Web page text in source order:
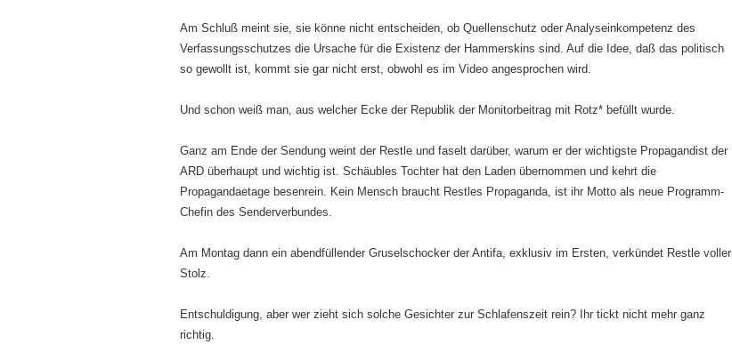
Am Schluß meint sie, sie könne nicht entscheiden, ob Quellenschutz oder Analyseinkompetenz des
Verfassungsschutzes die Ursache für die Existenz der Hammerskins sind. Auf die Idee, daß das politisch
so gewollt ist, kommt sie gar nicht erst, obwohl es im Video angesprochen wird.
Und schon weiß man, aus welcher Ecke der Republik der Monitorbeitrag mit Rotz* befüllt wurde.
Ganz am Ende der Sendung weint der Restle und faselt darüber, warum er der wichtigste Propagandist der
ARD überhaupt und wichtig ist. Schäubles Tochter hat den Laden übernommen und kehrt die
Propagandaetage besenrein. Kein Mensch braucht Restles Propaganda, ist ihr Motto als neue Programm-
Chefin des Senderverbundes.
Am Montag dann ein abendfüllender Gruselschocker der Antifa, exklusiv im Ersten, verkündet Restle voller
Stolz.
Entschuldigung, aber wer zieht sich solche Gesichter zur Schlafenszeit rein? Ihr tickt nicht mehr ganz
richtig.